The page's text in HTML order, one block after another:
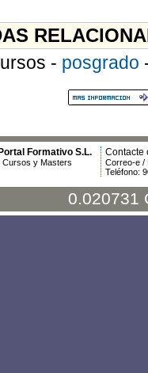
- posgrado
Formativo S.L.
Cursos y Masters
Contacte
Correo-e /
Teléfono:
0.020731